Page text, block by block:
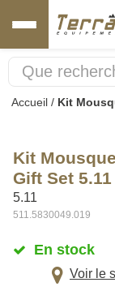
Accueil / Kit
Kit
Gift Set
5.11
511.5830049.019
En stock
Voir le